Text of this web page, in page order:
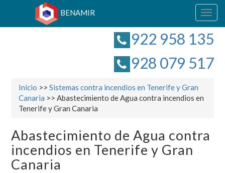
BENAMIR
922 958 135
928 079 517
Inicio >>Sistemas contra incendios en Tenerife y Gran
Canaria >> Abastecimiento de Agua contra incendios en
Tenerife y Gran Canaria
Abastecimiento de Agua contra
incendios en Tenerife y Gran
Canaria